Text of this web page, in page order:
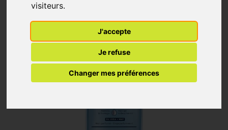
visiteurs.
J'accepte
Je refuse
Changer mes préférences